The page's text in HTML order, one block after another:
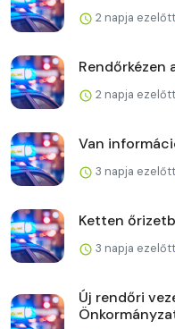
2 napja ezelőtt
Rendőrkézen
2 napja ezelőtt
Van
3 napja ezelőtt
Ketten
3 napja ezelőtt
Új rendőri